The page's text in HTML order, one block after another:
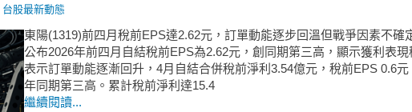
台股最新動態
東陽(1319)前四月稅前EPS達2.62元，訂單動能逐步回溫但戰爭因素不確
公布2026年前四月自結稅前EPS為2.62元，創同期第三高，顯示獲利表現
表示訂單動能逐漸回升，4月自結合併稅前淨利3.54億元，稅前EPS 0.6
年同期第三高。累計稅前淨利達15.4
繼續閱讀...